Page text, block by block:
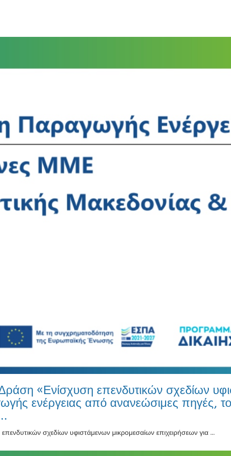
«Ενίσχυση επενδυτικών σχεδίων
ενέργειας από ανανεώσιμες πηγές,
σχεδίων υφιστάμενων μικρομεσαίων επιχειρήσεων για ...